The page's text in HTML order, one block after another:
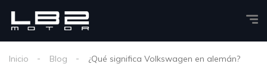
Inicio Blog ¿Qué significa Volkswagen en alemán?